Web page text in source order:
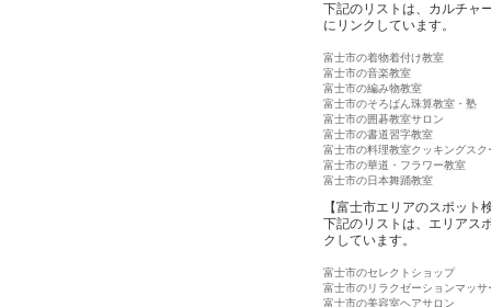
下記のリストは、カルチャ
にリンクしています。
富士市の着物着付け教室
富士市の音楽教室
富士市の編み物教室
富士市のそろばん珠算教室・塾
富士市の囲碁教室サロン
富士市の書道習字教室
富士市の料理教室クッキングスク
富士市の華道・フラワー教室
富士市の日本舞踊教室
【富士市エリアのスポット
下記のリストは、エリアス
クしています。
富士市のセレクトショップ
富士市のリラクゼーションマッサ
富士市の美容室ヘアサロン